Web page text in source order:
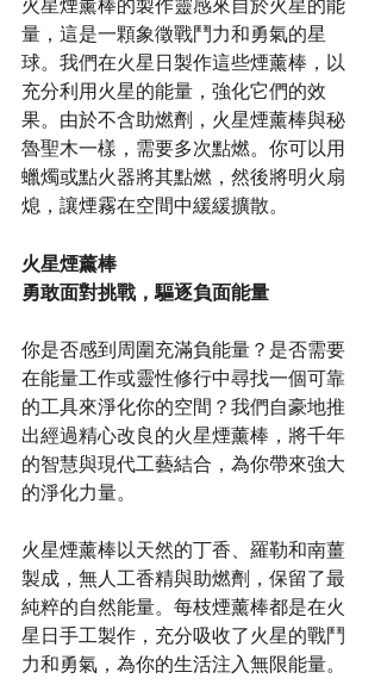
量，這是一顆象徵戰鬥力和勇氣的星
球。我們在火星日製作這些煙薰棒，以
充分利用火星的能量，強化它們的效
果。由於不含助燃劑，火星煙薰棒與秘
魯聖木一樣，需要多次點燃。你可以用
蠟燭或點火器將其點燃，然後將明火扇
熄，讓煙霧在空間中緩緩擴散。
火星煙薰棒
勇敢面對挑戰，驅逐負面能量
你是否感到周圍充滿負能量？是否需要
在能量工作或靈性修行中尋找一個可靠
的工具來淨化你的空間？我們自豪地推
出經過精心改良的火星煙薰棒，將千年
的智慧與現代工藝結合，為你帶來強大
的淨化力量。
火星煙薰棒以天然的丁香、羅勒和南薑
製成，無人工香精與助燃劑，保留了最
純粹的自然能量。每枝煙薰棒都是在火
星日手工製作，充分吸收了火星的戰鬥
力和勇氣，為你的生活注入無限能量。